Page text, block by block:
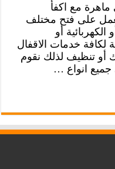
ماهرة مع اكفأ
على فتح مختلف
الكهربائية أو
لكافة خدمات الاقفال
أو تنظيف لذلك نقوم
جميع انواع …